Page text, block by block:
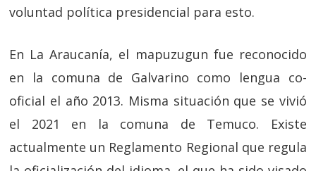
voluntad política presidencial para esto.
En La Araucanía, el mapuzugun fue reconocido
en la comuna de Galvarino como lengua co-
oficial el año 2013. Misma situación que se vivió
el 2021 en la comuna de Temuco. Existe
actualmente un Reglamento Regional que regula